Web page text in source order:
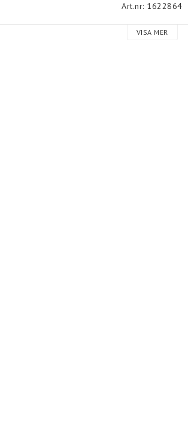
Art.nr: 1622864
VISA MER